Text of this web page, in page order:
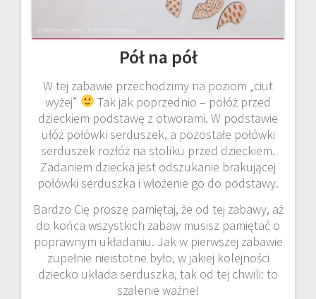
Pół na pół
W tej zabawie przechodzimy na poziom „ciut
wyżej”
Tak jak poprzednio – połóż przed
dzieckiem podstawę z otworami. W podstawie
ułóż połówki serduszek, a pozostałe połówki
serduszek rozłóż na stoliku przed dzieckiem.
Zadaniem dziecka jest odszukanie brakującej
połówki serduszka i włożenie go do podstawy.
Bardzo Cię proszę pamiętaj, że od tej zabawy, aż
do końca wszystkich zabaw musisz pamiętać o
poprawnym układaniu. Jak w pierwszej zabawie
zupełnie nieistotne było, w jakiej kolejności
dziecko układa serduszka, tak od tej chwili: to
szalenie ważne!